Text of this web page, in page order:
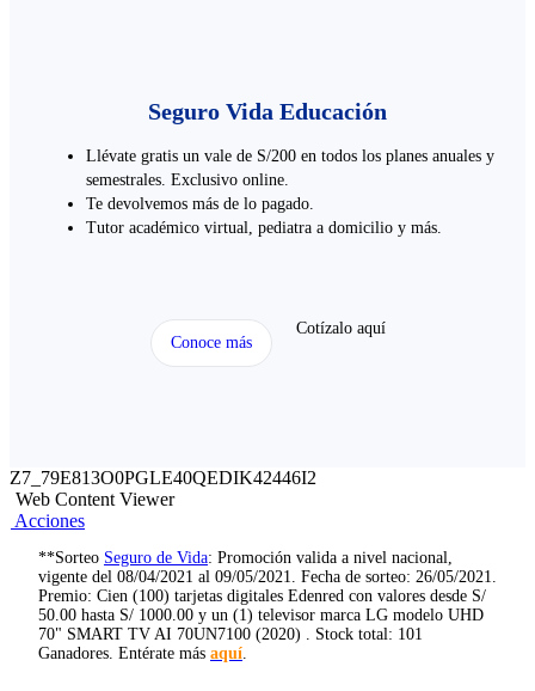
Seguro Vida Educación​
Llévate gratis un vale de S/200 en todos los planes anuales y
semestrales. Exclusivo online.
Te devolvemos más de lo pagado.​
Tutor académico virtual, pediatra a domicilio y más.
Cotízalo aquí
Conoce más
Z7_79E813O0PGLE40QEDIK42446I2
Web Content Viewer
Acciones
**Sorteo Seguro de Vida: Promoción valida a nivel nacional,
vigente del 08/04/2021 al 09/05/2021. Fecha de sorteo: 26/05/2021.
Premio: Cien (100) tarjetas digitales Edenred con valores desde S/
50.00 hasta S/ 1000.00 y un (1) televisor marca LG modelo UHD
70" SMART TV AI 70UN7100 (2020) . Stock total: 101
Ganadores. Entérate más aquí.